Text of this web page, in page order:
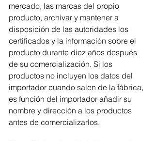
mercado, las marcas del propio
producto, archivar y mantener a
disposición de las autoridades los
certificados y la información sobre el
producto durante diez años después
de su comercialización. Si los
productos no incluyen los datos del
importador cuando salen de la fábrica,
es función del importador añadir su
nombre y dirección a los productos
antes de comercializarlos.